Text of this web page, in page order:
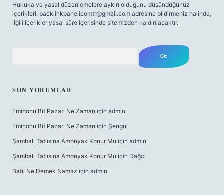
Hukuka ve yasal düzenlemelere aykırı olduğunu düşündüğünüz
içerikleri, backlinkpanelicomtr@gmail.com adresine bildirmeniz halinde,
ilgili içerikler yasal süre içerisinde sitemizden kaldırılacaktır.
SON YORUMLAR
Eminönü Bit Pazarı Ne Zaman için admin
Eminönü Bit Pazarı Ne Zaman için Şengül
Şambali Tatlısına Amonyak Konur Mu için admin
Şambali Tatlısına Amonyak Konur Mu için Dağcı
Batıl Ne Demek Namaz için admin